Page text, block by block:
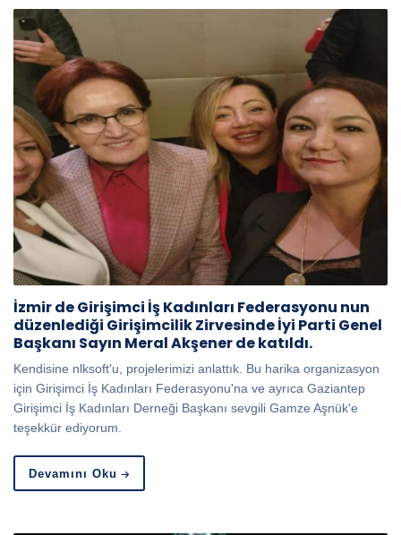
İzmir de Girişimci İş Kadınları Federasyonu nun
düzenlediği Girişimcilik Zirvesinde İyi Parti Genel
Başkanı Sayın Meral Akşener de katıldı.
Kendisine nlksoft'u, projelerimizi anlattık. Bu harika organizasyon
için Girişimci İş Kadınları Federasyonu'na ve ayrıca Gaziantep
Girişimci İş Kadınları Derneği Başkanı sevgili Gamze Aşnük'e
teşekkür ediyorum.
Devamını Oku